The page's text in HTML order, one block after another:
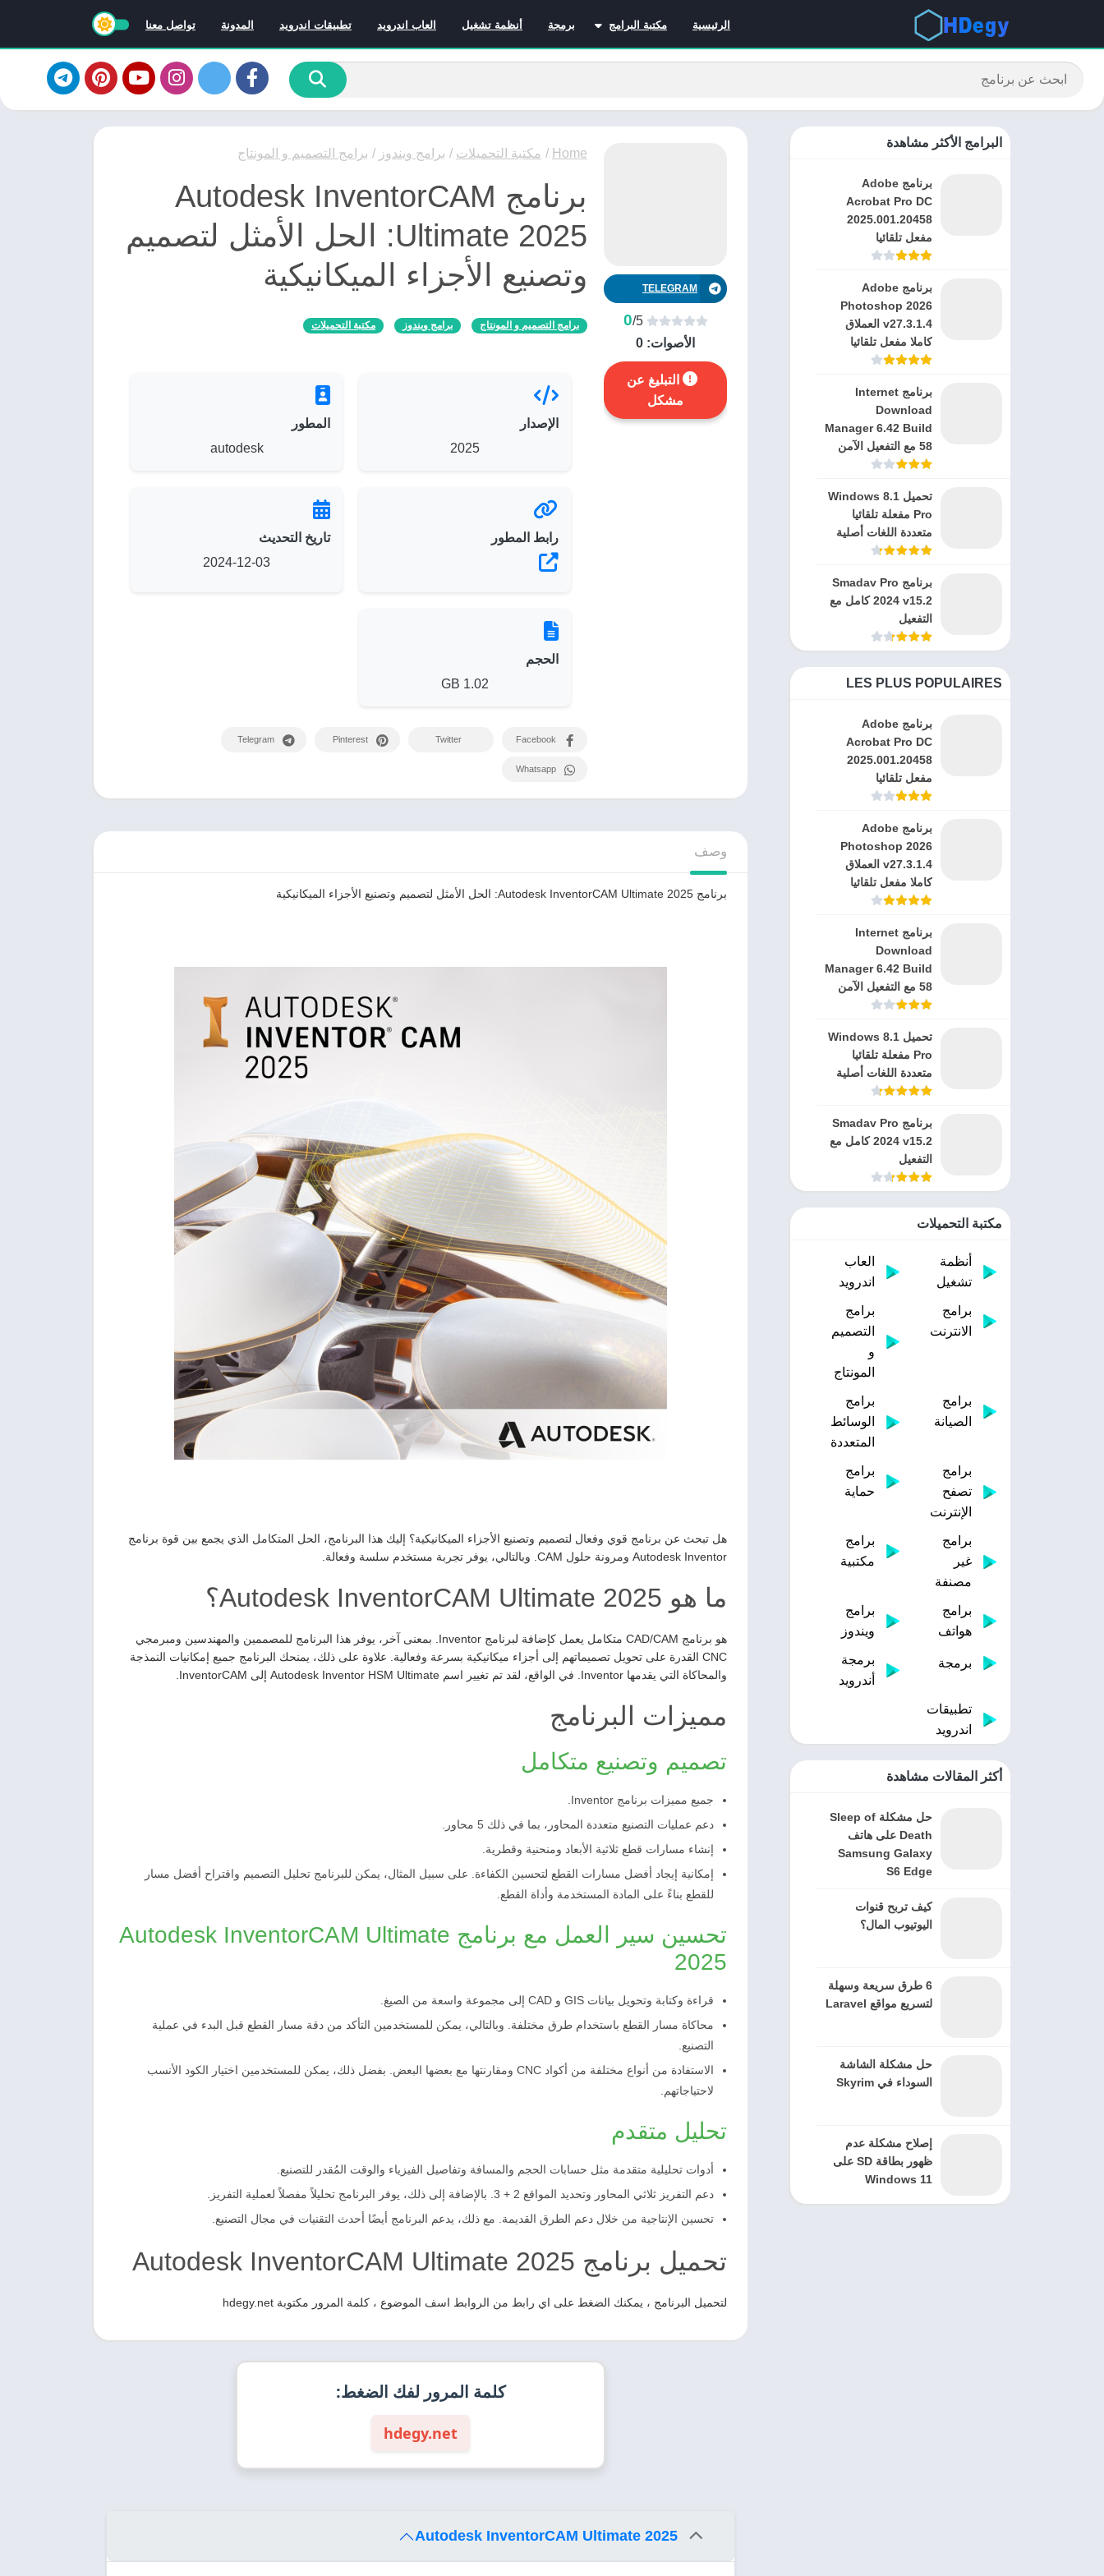
الرئيسية مكتبة البرامج
برامج الانترنت
برامج الوسائط المتعددة
برامج تصفح الإنترنت
مضادات الفيروسات
برمجة أنظمة تشغيل العاب اندرويد تطبيقات اندرويد المدونة تواصل معنا
Home
/ مكتبة التحميلات / برامج ويندوز / برامج التصميم و المونتاج
برنامج Autodesk InventorCAM
Ultimate 2025: الحل الأمثل لتصميم
وتصنيع الأجزاء الميكانيكية
برامج التصميم و المونتاج برامج ويندوز مكتبة التحميلات
الإصدار
2025
المطور
autodesk
رابط المطور
تاريخ التحديث
2024-12-03
الحجم
1.02 GB
TELEGRAM
0/5
الأصوات: 0
التبليغ عن
مشكل
Facebook
Twitter
Pinterest
Telegram
Whatsapp
وصف
برنامج Autodesk InventorCAM Ultimate 2025: الحل الأمثل لتصميم وتصنيع الأجزاء الميكانيكية
هل تبحث عن برنامج قوي وفعال لتصميم وتصنيع الأجزاء الميكانيكية؟ إليك هذا البرنامج، الحل المتكامل الذي يجمع بين قوة برنامج
Autodesk Inventor ومرونة حلول CAM. وبالتالي، يوفر تجربة مستخدم سلسة وفعالة.
ما هو Autodesk InventorCAM Ultimate 2025؟
هو برنامج CAD/CAM متكامل يعمل كإضافة لبرنامج Inventor. بمعنى آخر، يوفر هذا البرنامج للمصممين والمهندسين ومبرمجي
CNC القدرة على تحويل تصميماتهم إلى أجزاء ميكانيكية بسرعة وفعالية. علاوة على ذلك، يمنحك البرنامج جميع إمكانيات النمذجة
والمحاكاة التي يقدمها Inventor. في الواقع، لقد تم تغيير اسم Autodesk Inventor HSM Ultimate إلى InventorCAM.
مميزات البرنامج
تصميم وتصنيع متكامل
جميع مميزات برنامج Inventor.
دعم عمليات التصنيع متعددة المحاور، بما في ذلك 5 محاور.
إنشاء مسارات قطع ثلاثية الأبعاد ومنحنية وقطرية.
إمكانية إيجاد أفضل مسارات القطع لتحسين الكفاءة. على سبيل المثال، يمكن للبرنامج تحليل التصميم واقتراح أفضل مسار
للقطع بناءً على المادة المستخدمة وأداة القطع.
تحسين سير العمل مع برنامج Autodesk InventorCAM Ultimate
2025
قراءة وكتابة وتحويل بيانات GIS و CAD إلى مجموعة واسعة من الصيغ.
محاكاة مسار القطع باستخدام طرق مختلفة. وبالتالي، يمكن للمستخدمين التأكد من دقة مسار القطع قبل البدء في عملية
التصنيع.
الاستفادة من أنواع مختلفة من أكواد CNC ومقارنتها مع بعضها البعض. بفضل ذلك، يمكن للمستخدمين اختيار الكود الأنسب
لاحتياجاتهم.
تحليل متقدم
أدوات تحليلية متقدمة مثل حسابات الحجم والمسافة وتفاصيل الفيزياء والوقت المُقدر للتصنيع.
دعم التفريز ثلاثي المحاور وتحديد المواقع 2 + 3. بالإضافة إلى ذلك، يوفر البرنامج تحليلاً مفصلاً لعملية التفريز.
تحسين الإنتاجية من خلال دعم الطرق القديمة. مع ذلك، يدعم البرنامج أيضًا أحدث التقنيات في مجال التصنيع.
تحميل برنامج Autodesk InventorCAM Ultimate 2025
لتحميل البرنامج ، يمكنك الضغط على اي رابط من الروابط اسف الموضوع ، كلمة المرور مكتوبة hdegy.net
كلمة المرور لفك الضغط:
hdegy.net
Autodesk InventorCAM Ultimate 2025
البرامج الأكثر مشاهدة
برنامج Adobe
Acrobat Pro DC
2025.001.20458
مفعل تلقائيا
برنامج Adobe
Photoshop 2026
v27.3.1.4 العملاق
كاملا مفعل تلقائيا
برنامج Internet
Download
Manager 6.42 Build
58 مع التفعيل الآمن
تحميل Windows 8.1
Pro مفعلة تلقائيا
متعددة اللغات أصلية
برنامج Smadav Pro
2024 v15.2 كامل مع
التفعيل
LES PLUS POPULAIRES
برنامج Adobe
Acrobat Pro DC
2025.001.20458
مفعل تلقائيا
برنامج Adobe
Photoshop 2026
v27.3.1.4 العملاق
كاملا مفعل تلقائيا
برنامج Internet
Download
Manager 6.42 Build
58 مع التفعيل الآمن
تحميل Windows 8.1
Pro مفعلة تلقائيا
متعددة اللغات أصلية
برنامج Smadav Pro
2024 v15.2 كامل مع
التفعيل
مكتبة التحميلات
أنظمة
تشغيل
العاب
اندرويد
برامج
الانترنت
برامج
التصميم
و
المونتاج
برامج
الصيانة
برامج
الوسائط
المتعددة
برامج
تصفح
الإنترنت
برامج
حماية
برامج
غير
مصنفة
برامج
مكتبية
برامج
هواتف
برامج
ويندوز
برمجة
برمجة
أندرويد
تطبيقات
اندرويد
أكثر المقالات مشاهدة
حل مشكلة Sleep of
Death على هاتف
Samsung Galaxy
S6 Edge
كيف تربح قنوات
اليوتيوب المال؟
6 طرق سريعة وسهلة
لتسريع مواقع Laravel
حل مشكلة الشاشة
السوداء في Skyrim
إصلاح مشكلة عدم
ظهور بطاقة SD على
Windows 11